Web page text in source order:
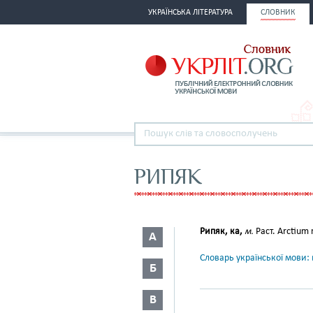
УКРАЇНСЬКА ЛІТЕРАТУРА СЛОВНИК
РИПЯК
А
Б
В
Рипяк, ка, м. Раст. Arctium
Словарь української